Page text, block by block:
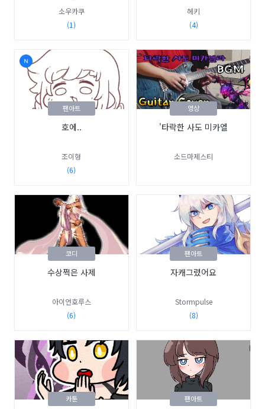
소우카쿠
(1)
헤키
(4)
호에..
조이형
(6)
팬아트
'타락한 사도 미카엘
소드마제스티
영상
수상쩍은 사제
아이언호루스
(6)
코디
자캐그렸어요
Stormpulse
(8)
팬아트
카툰 팬아트